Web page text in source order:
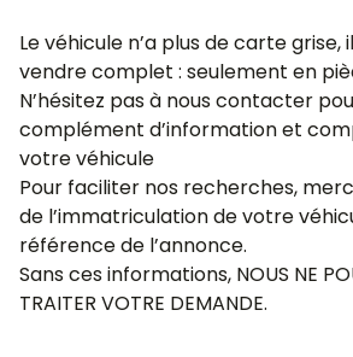
Le véhicule n’a plus de carte grise,
vendre complet : seulement en
N’hésitez pas à nous contacter
complément d’information et
votre véhicule
Pour faciliter nos recherches,
de l’immatriculation de votre
référence de l’annonce.
Sans ces informations, NOUS NE
TRAITER VOTRE DEMANDE.